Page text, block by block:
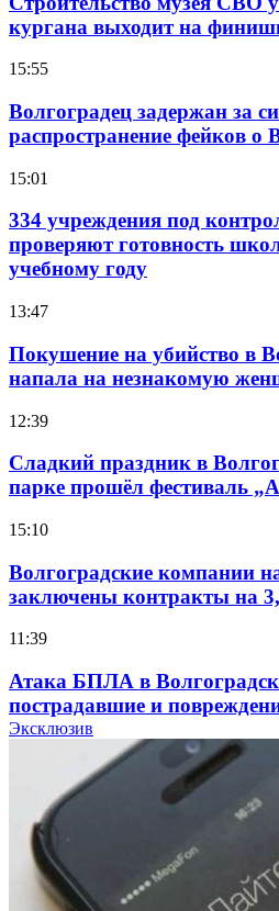
кургана выходит на
15:55
Волгоградец задержан за
распространение фейков
15:01
334 учреждения под
проверяют готовность
учебному году
13:47
Покушение на убийство в
напала на незнакомую
12:39
Сладкий праздник в
парке прошёл фестиваль
15:10
Волгоградские компании
заключены контракты на
11:39
Атака БПЛА в
пострадавшие и
Волгоградские вузы в топе
рейтинга: ВолгГТУ и
для химической отрасли и
18:39
Эксклюзив